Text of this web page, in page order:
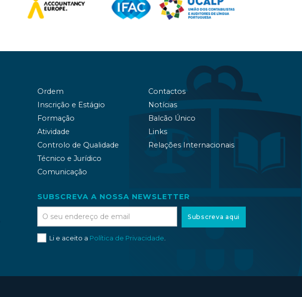
Ordem
Inscrição e Estágio
Formação
Atividade
Controlo de Qualidade
Técnico e Jurídico
Comunicação
Contactos
Notícias
Balcão Único
Links
Relações Internacionais
SUBSCREVA A NOSSA NEWSLETTER
Subscreva aqui
Li e aceito a Política de Privacidade